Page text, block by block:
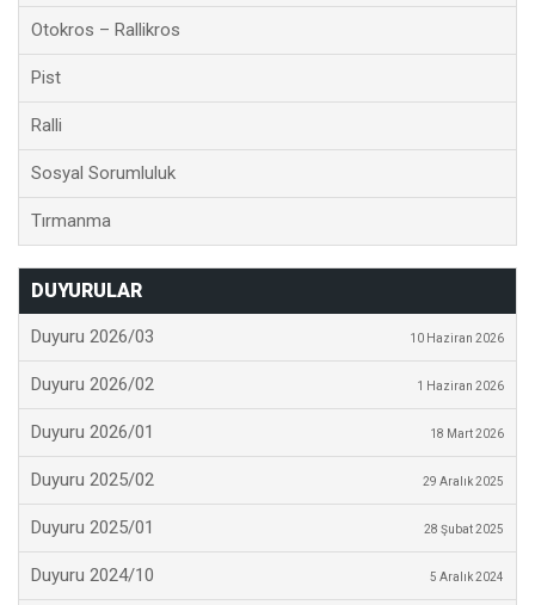
Otokros – Rallikros
Pist
Ralli
Sosyal Sorumluluk
Tırmanma
DUYURULAR
Duyuru 2026/03 10 Haziran 2026
Duyuru 2026/02 1 Haziran 2026
Duyuru 2026/01 18 Mart 2026
Duyuru 2025/02 29 Aralık 2025
Duyuru 2025/01 28 Şubat 2025
Duyuru 2024/10 5 Aralık 2024